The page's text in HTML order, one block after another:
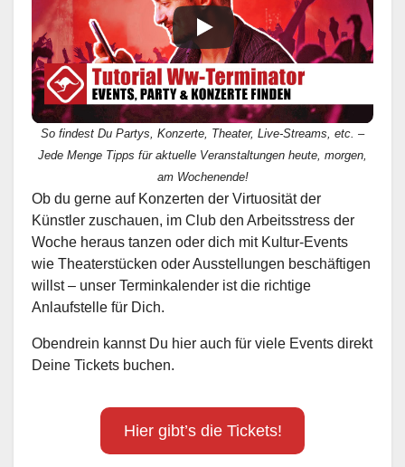
So findest Du Partys, Konzerte, Theater, Live-Streams, etc. –
Jede Menge Tipps für aktuelle Veranstaltungen heute, morgen,
am Wochenende!
Ob du gerne auf Konzerten der Virtuosität der
Künstler zuschauen, im Club den Arbeitsstress der
Woche heraus tanzen oder dich mit Kultur-Events
wie Theaterstücken oder Ausstellungen beschäftigen
willst – unser Terminkalender ist die richtige
Anlaufstelle für Dich.
Obendrein kannst Du hier auch für viele Events direkt
Deine Tickets buchen.
Hier gibt’s die Tickets!